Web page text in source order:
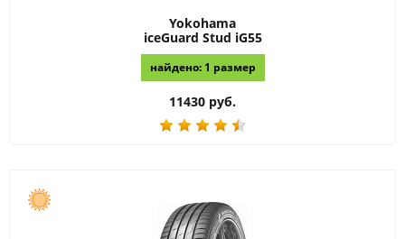
Yokohama
iceGuard Stud iG55
найдено: 1 размер
11430 руб.